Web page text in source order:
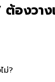
ต้องวา
ม่?